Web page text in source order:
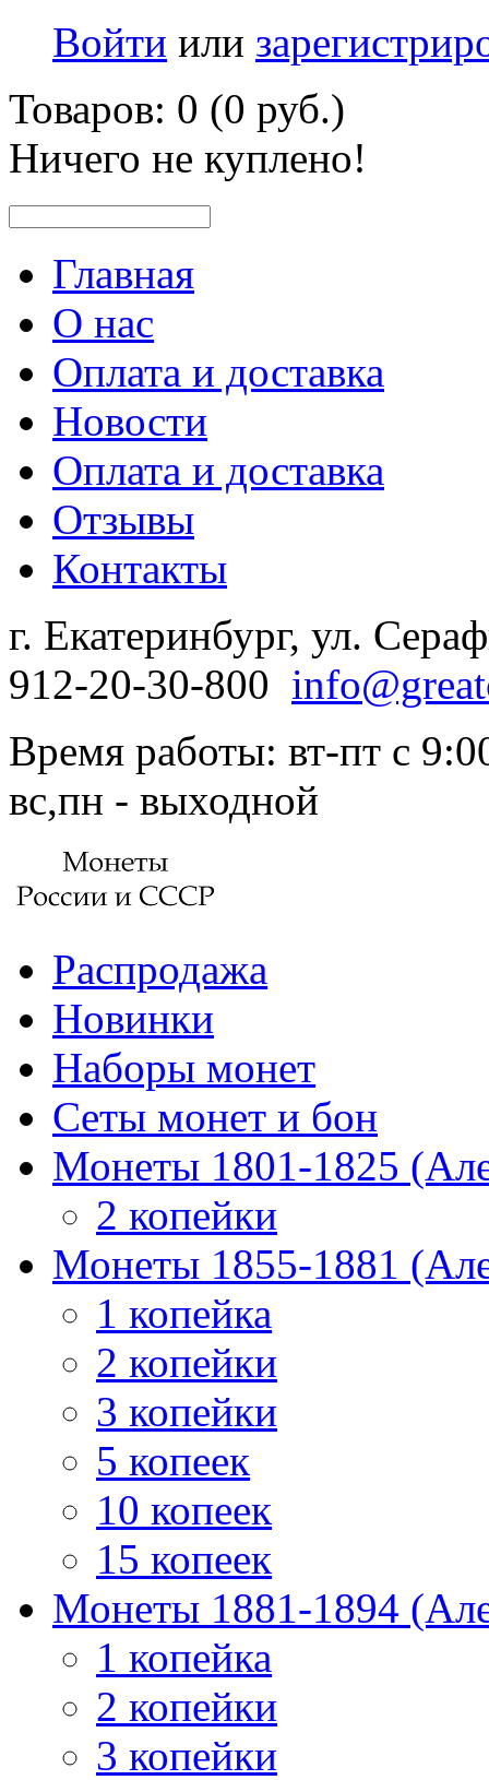
Войти или
Товаров: 0 (0 руб.)
Ничего не куплено!
Главная
О нас
Оплата и доставка
Новости
Оплата и доставка
Отзывы
Контакты
г. Екатеринбург, ул.
912-20-30-800
Время работы: вт-пт с
вс,пн - выходной
Распродажа
Новинки
Наборы монет
Сеты монет и бон
Монеты 1801-1825
2 копейки
Монеты 1855-1881
1 копейка
2 копейки
3 копейки
5 копеек
10 копеек
15 копеек
Монеты 1881-1894
1 копейка
2 копейки
3 копейки